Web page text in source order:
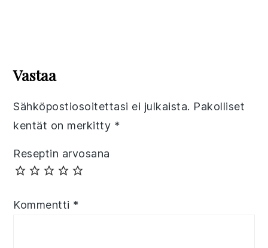
Interactions
Vastaa
Sähköpostiosoitettasi ei julkaista. Pakolliset
kentät on merkitty *
Reseptin arvosana
Kommentti *